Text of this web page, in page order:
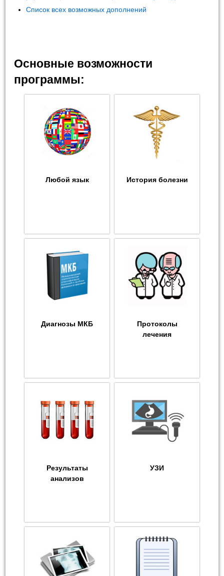
Список всех возможных дополнений
Основные возможности
программы:
Любой язык История болезни
Диагнозы МКБ
Протоколы
лечения
Результаты
анализов
УЗИ